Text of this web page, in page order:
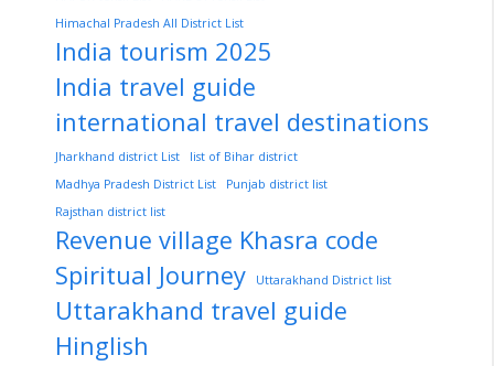
Himachal Pradesh All District List
India tourism 2025
India travel guide
international travel destinations
Jharkhand district List
list of Bihar district
Madhya Pradesh District List
Punjab district list
Rajsthan district list
Revenue village Khasra code
Spiritual Journey
Uttarakhand District list
Uttarakhand travel guide
Hinglish